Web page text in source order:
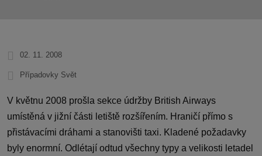
02. 11. 2008
Případovky Svět
V květnu 2008 prošla sekce údržby British Airways
umístěná v jižní části letiště rozšířením. Hraničí přímo s
přistávacími dráhami a stanovišti taxi. Kladené požadavky
byly enormní. Odlétají odtud všechny typy a velikosti letadel